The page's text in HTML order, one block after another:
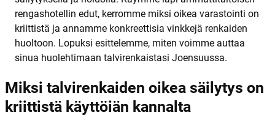
rengashotellin edut, kerromme miksi oikea varastointi on
kriittistä ja annamme konkreettisia vinkkejä renkaiden
huoltoon. Lopuksi esittelemme, miten voimme auttaa
sinua huolehtimaan talvirenkaistasi Joensuussa.
Miksi talvirenkaiden oikea säilytys on
kriittistä käyttöiän kannalta